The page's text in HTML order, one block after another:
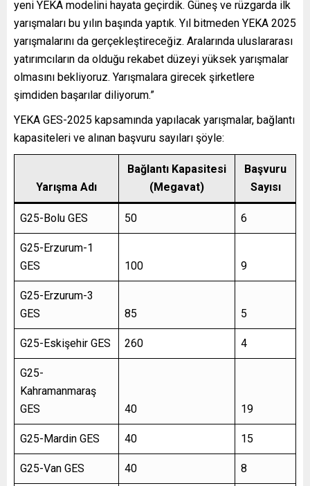
yeni YEKA modelini hayata geçirdik. Güneş ve rüzgarda ilk
yarışmaları bu yılın başında yaptık. Yıl bitmeden YEKA 2025
yarışmalarını da gerçekleştireceğiz. Aralarında uluslararası
yatırımcıların da olduğu rekabet düzeyi yüksek yarışmalar
olmasını bekliyoruz. Yarışmalara girecek şirketlere
şimdiden başarılar diliyorum.”
YEKA GES-2025 kapsamında yapılacak yarışmalar, bağlantı
kapasiteleri ve alınan başvuru sayıları şöyle:
Yarışma Adı
Bağlantı Kapasitesi
(Megavat)
Başvuru
Sayısı
G25-Bolu GES 50 6
G25-Erzurum-1
GES
100 9
G25-Erzurum-3
GES
85 5
G25-Eskişehir GES 260 4
G25-
Kahramanmaraş
GES
40 19
G25-Mardin GES 40 15
G25-Van GES 40 8